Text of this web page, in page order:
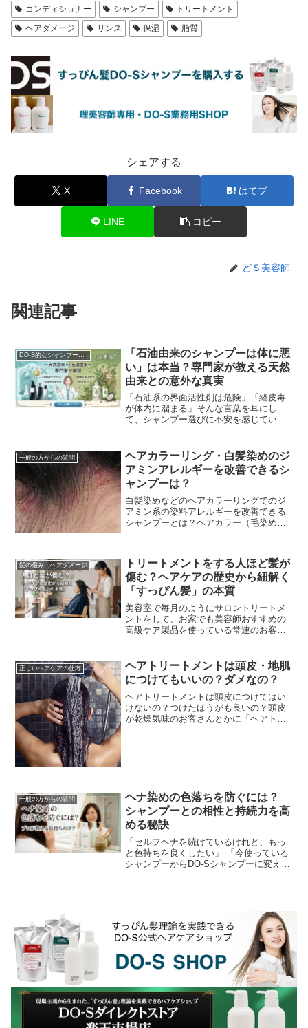
コンディショナー
シャンプー
トリートメント
ヘアダメージ
リンス 保湿 脂質
シェアする
X Facebook はてブ
LINE コピー
どＳ美容師
関連記事
DO-S的なシャンプー解析
「石油由来のシャンプーは体に悪
い」は本当？専門家が教える天然
由来との意外な真実
「石油系の界面活性剤は危険」「経皮毒
が体内に溜まる」そんな言葉を耳にし
て、シャンプー選びに不安を感じていま
用」が安全の証のように...
一般の方からの質問
ヘアカラーリング・白髪染めのジ
アミンアレルギーを改善できるシ
ャンプーは？
白髪染めなどのヘアカラーリングでのジ
アミン系の染料アレルギーを改善できる
シャンプーとは？ヘアカラー（毛染め）
髪の傷み・ヘアダメージ
トリートメントをする人ほど髪が
傷む？ヘアケアの歴史から紐解く
「すっぴん髪」の本質
美容室で毎月のようにサロントリートメ
ントをして、お家でも美容師おすすめの
高級ケア製品を使っている常連のお客
りも確実に髪がボサボサ...
正しいヘアケアの仕方
ヘアトリートメントは頭皮・地肌
につけてもいいの？ダメなの？
ヘアトリートメントは頭皮につけてはい
けないの？つけたほうがも良いの？頭皮
が乾燥気味のお客さんとかに「ヘアトリ
一般の方からの質問
ヘナ染めの色落ちを防ぐには？
シャンプーとの相性と持続力を高
める秘訣
「セルフヘナを続けているけれど、もっ
と色持ちを良くしたい」 「今使っている
シャンプーからDO-Sシャンプーに変えた